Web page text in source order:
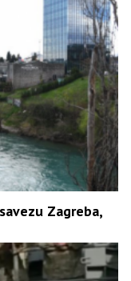
Zagreba,